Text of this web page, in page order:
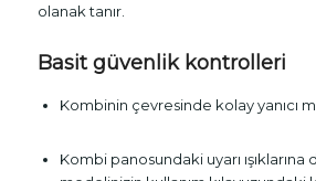
olanak tanır.
Basit güvenlik kontrolleri
Kombinin çevresinde kolay yanıcı
Kombi panosundaki uyarı ışıklarına